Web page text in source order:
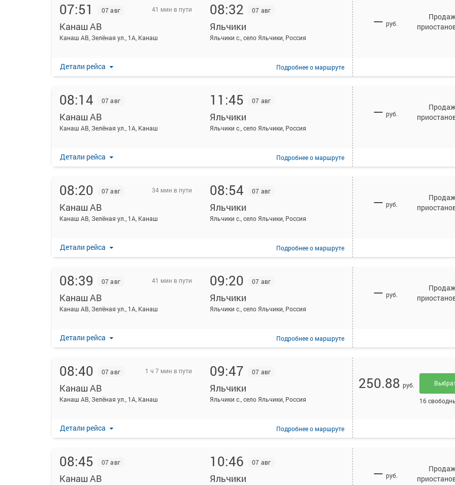
07:51 07 авг 41 мин в пути
Канаш АВ
Канаш АВ, Зелёная ул., 1А, Канаш
08:32 07 авг
Яльчики
Яльчики с., село Яльчики, Россия
Детали рейса Подробнеео маршруте
— руб.
08:14 07 авг
Канаш АВ
Канаш АВ, Зелёная ул., 1А, Канаш
11:45 07 авг
Яльчики
Яльчики с., село Яльчики, Россия
Детали рейса Подробнеео маршруте
— руб.
08:20 07 авг 34 мин в пути
Канаш АВ
Канаш АВ, Зелёная ул., 1А, Канаш
08:54 07 авг
Яльчики
Яльчики с., село Яльчики, Россия
Детали рейса Подробнеео маршруте
— руб.
08:39 07 авг 41 мин в пути
Канаш АВ
Канаш АВ, Зелёная ул., 1А, Канаш
09:20 07 авг
Яльчики
Яльчики с., село Яльчики, Россия
Детали рейса Подробнеео маршруте
— руб.
08:40 07 авг 1 ч 7 мин в пути
Канаш АВ
Канаш АВ, Зелёная ул., 1А, Канаш
09:47 07 авг
Яльчики
Яльчики с., село Яльчики, Россия
Детали рейса Подробнеео маршруте
250.88 руб.
16
08:45 07 авг
Канаш АВ
10:46 07 авг
Яльчики — руб.